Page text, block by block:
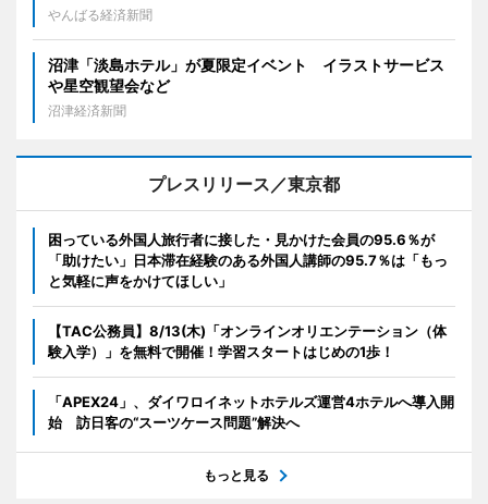
やんばる経済新聞
沼津「淡島ホテル」が夏限定イベント イラストサービス
や星空観望会など
沼津経済新聞
プレスリリース／東京都
困っている外国人旅行者に接した・見かけた会員の95.6％が
「助けたい」日本滞在経験のある外国人講師の95.7％は「もっ
と気軽に声をかけてほしい」
【TAC公務員】8/13(木)「オンラインオリエンテーション（体
験入学）」を無料で開催！学習スタートはじめの1歩！
「APEX24」、ダイワロイネットホテルズ運営4ホテルへ導入開
始 訪日客の“スーツケース問題”解決へ
もっと見る